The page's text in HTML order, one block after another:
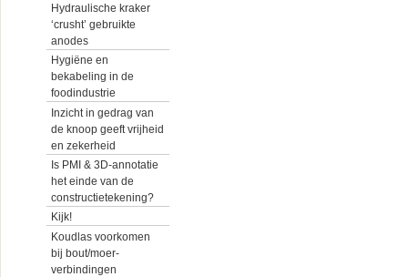
Hydraulische kraker
‘crusht’ gebruikte
anodes
Hygiëne en
bekabeling in de
foodindustrie
Inzicht in gedrag van
de knoop geeft vrijheid
en zekerheid
Is PMI & 3D-annotatie
het einde van de
constructietekening?
Kijk!
Koudlas voorkomen
bij bout/moer-
verbindingen